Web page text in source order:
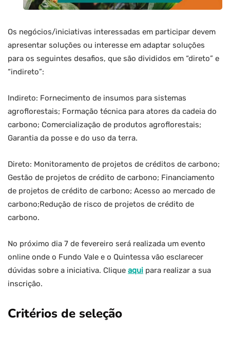
Os negócios/iniciativas interessadas em participar devem
apresentar soluções ou interesse em adaptar soluções
para os seguintes desafios, que são divididos em “direto” e
“indireto”:
Indireto: Fornecimento de insumos para sistemas
agroflorestais; Formação técnica para atores da cadeia do
carbono; Comercialização de produtos agroflorestais;
Garantia da posse e do uso da terra.
Direto: Monitoramento de projetos de créditos de carbono;
Gestão de projetos de crédito de carbono; Financiamento
de projetos de crédito de carbono; Acesso ao mercado de
carbono;Redução de risco de projetos de crédito de
carbono.
No próximo dia 7 de fevereiro será realizada um evento
online onde o Fundo Vale e o Quintessa vão esclarecer
dúvidas sobre a iniciativa. Clique aqui para realizar a sua
inscrição.
Critérios de seleção